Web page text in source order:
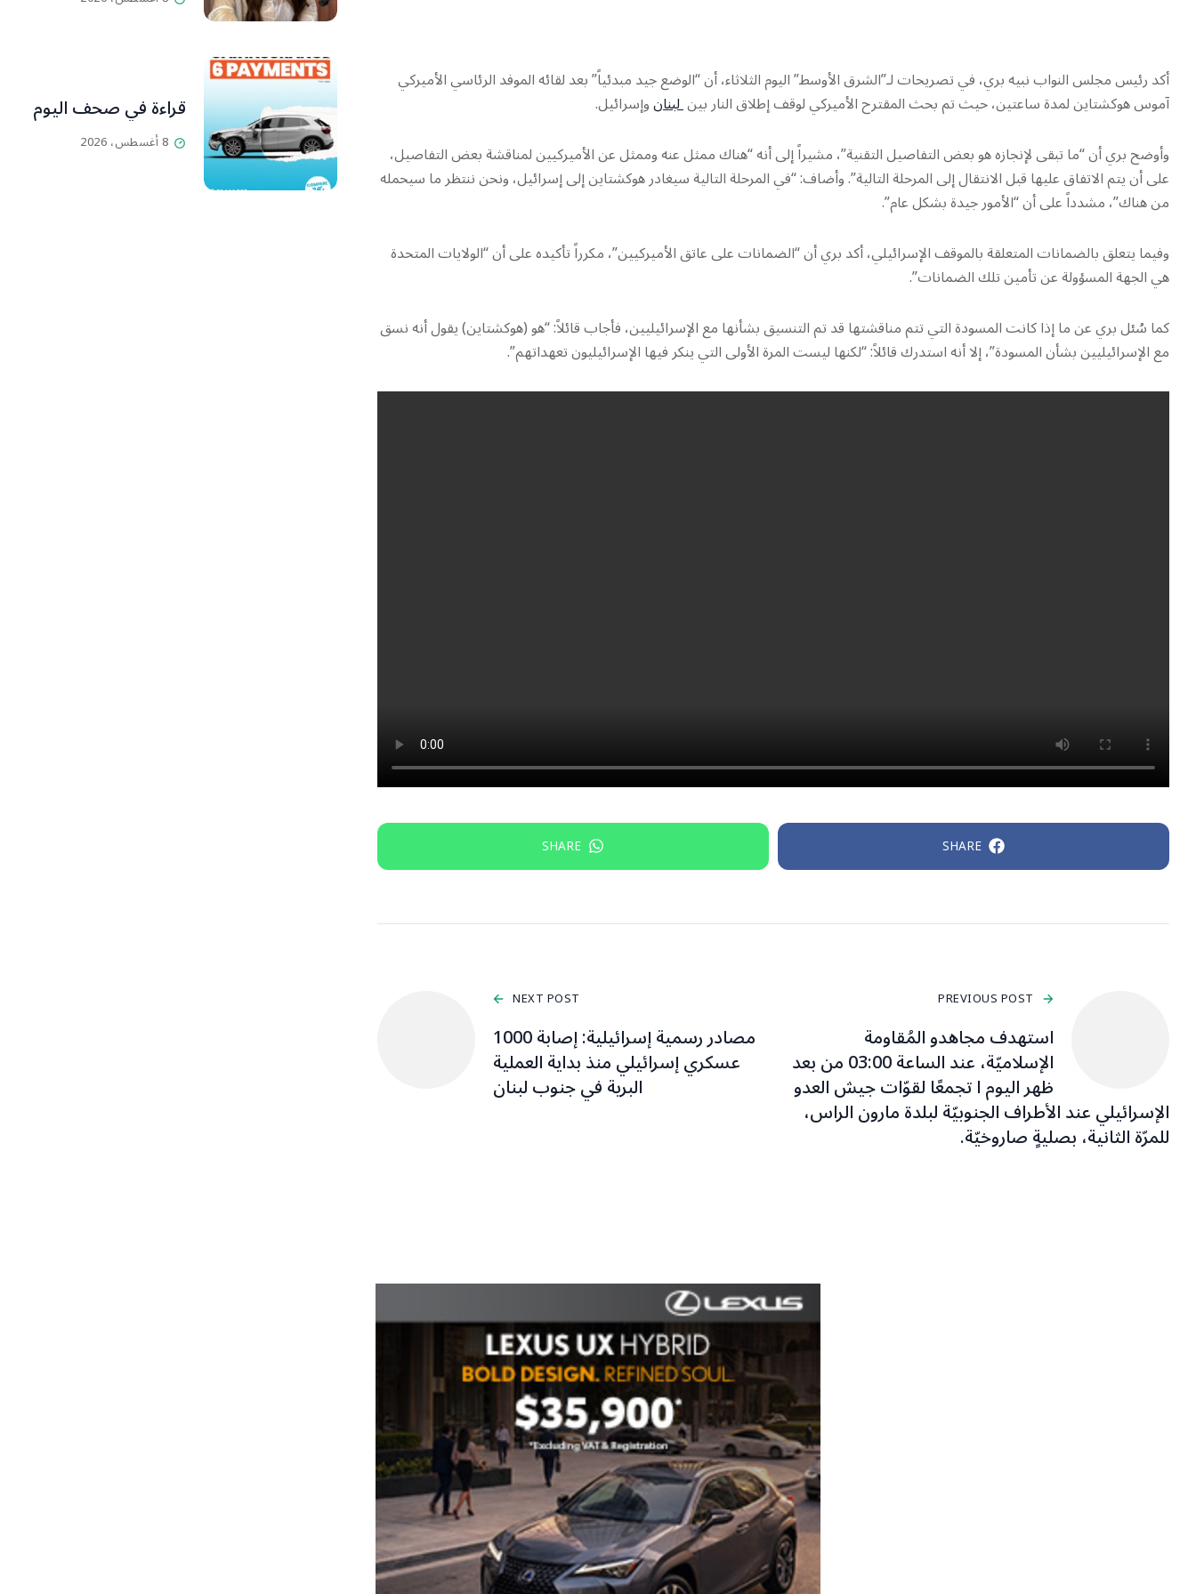
أكد رئيس مجلس النواب نبيه بري، في تصريحات لـ”الشرق الأوسط” اليوم الثلاثاء، أن “الوضع جيد مبدئياً” بعد لقائه الموفد الرئاسي الأميركي
آموس هوكشتاين لمدة ساعتين، حيث تم بحث المقترح الأميركي لوقف إطلاق النار بينلبنانوإسرائيل.
وأوضح بري أن “ما تبقى لإنجازه هو بعض التفاصيل التقنية”، مشيراً إلى أنه “هناك ممثل عنه وممثل عن الأميركيين لمناقشة بعض التفاصيل،
على أن يتم الاتفاق عليها قبل الانتقال إلى المرحلة التالية”. وأضاف: “في المرحلة التالية سيغادر هوكشتاين إلى إسرائيل، ونحن ننتظر ما سيحمله
من هناك”، مشدداً على أن “الأمور جيدة بشكل عام”.
وفيما يتعلق بالضمانات المتعلقة بالموقف الإسرائيلي، أكد بري أن “الضمانات على عاتق الأميركيين”، مكرراً تأكيده على أن “الولايات المتحدة
هي الجهة المسؤولة عن تأمين تلك الضمانات”.
كما سُئل بري عن ما إذا كانت المسودة التي تتم مناقشتها قد تم التنسيق بشأنها مع الإسرائيليين، فأجاب قائلاً: “هو (هوكشتاين) يقول أنه نسق
مع الإسرائيليين بشأن المسودة”، إلا أنه استدرك قائلاً: “لكنها ليست المرة الأولى التي ينكر فيها الإسرائيليون تعهداتهم”.
SHARE
SHARE
PREVIOUS POST
استهدف مجاهدو المُقاومة
الإسلاميّة، عند الساعة 03:00 من بعد
ظهر اليوم ا تجمعًا لقوّات جيش العدو
الإسرائيلي عند الأطراف الجنوبيّة لبلدة مارون الراس،
للمرّة الثانية، بصليةٍ صاروخيّة.
NEXT POST
مصادر رسمية إسرائيلية: إصابة 1000
عسكري إسرائيلي منذ بداية العملية
البرية في جنوب لبنان
قراءة في صحف اليوم
8 أغسطس، 2026